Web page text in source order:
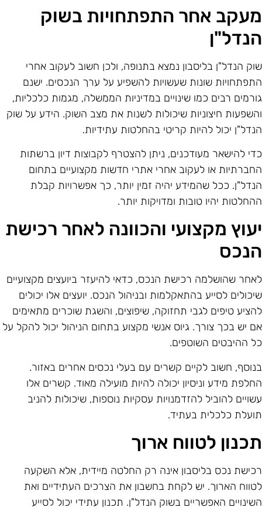
אחר התפתחויות בשוק
הנדל"ן בליסבון נמצא בתנופה, ולכן חשוב לעקוב אחרי
שונות שעשויות להשפיע על ערך הנכסים. ישנם
רבים כמו שינויים במדיניות הממשלה, מגמות כלכליות,
חיצוניות שיכולות לשנות את מצב השוק. הידע על שוק
יכול להיות קריטי בהחלטות עתידיות.
להישאר מעודכנים, ניתן להצטרף לקבוצות דיון ברשתות
או לעקוב אחרי אתרי חדשות מקצועיים בתחום
ככל שהמידע יהיה זמין יותר, כך אפשרויות קבלת
יהיו טובות ומדויקות יותר.
מקצועי והכוונה לאחר רכישת
שהושלמה רכישת הנכס, כדאי להיעזר ביועצים מקצועיים
לסייע בהתאקלמות ובניהול הנכס. יועצים אלו יכולים
טיפים לגבי תחזוקה, שיפוצים, והשגת שוכרים מתאימים
יש בכך צורך. גיוס אנשי מקצוע בתחום הניהול יכול להקל על
ההיבטים השוטפים.
חשוב לקיים קשרים עם בעלי נכסים אחרים באזור.
מידע וניסיון יכולה להיות מועילה מאוד. קשרים אלו
להוביל להזדמנויות עסקיות נוספות, שיכולות להניב
כלכלית בעתיד.
לטווח ארוך
נכס בליסבון אינה רק החלטה מיידית, אלא השקעה
הארוך. יש לקחת בחשבון את הצרכים העתידיים ואת
האפשריים בשוק הנדל"ן. תכנון עתידי יכול לסייע